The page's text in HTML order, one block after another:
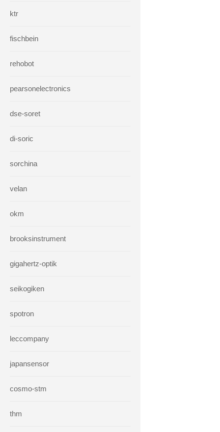
ktr
fischbein
rehobot
pearsonelectronics
dse-soret
di-soric
sorchina
velan
okm
brooksinstrument
gigahertz-optik
seikogiken
spotron
leccompany
japansensor
cosmo-stm
thm